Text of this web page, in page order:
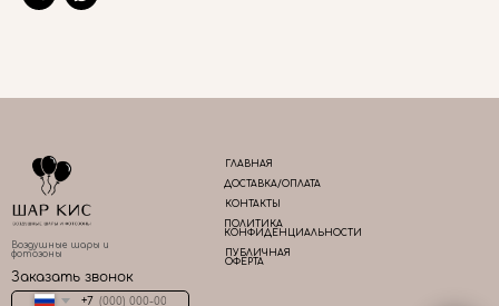
ГЛАВНАЯ
ДОСТАВКА/ОПЛАТА
КОНТАКТЫ
ПОЛИТИКА
КОНФИДЕНЦИАЛЬНОСТИ
ПУБЛИЧНАЯ
ОФЕРТА
Воздушные шары и
фотозоны
Заказать звонок
+7